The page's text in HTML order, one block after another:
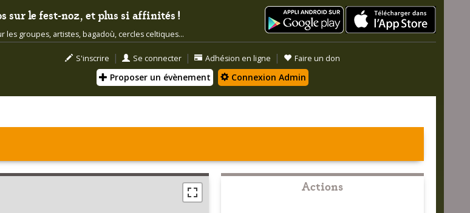
sur le fest-noz, et plus si affinités !
les groupes, artistes, bagadoù, cercles celtiques...
S'inscrire | Se connecter | Adhésion en ligne | Faire un don
Proposer un évènement Connexion Admin
Actions